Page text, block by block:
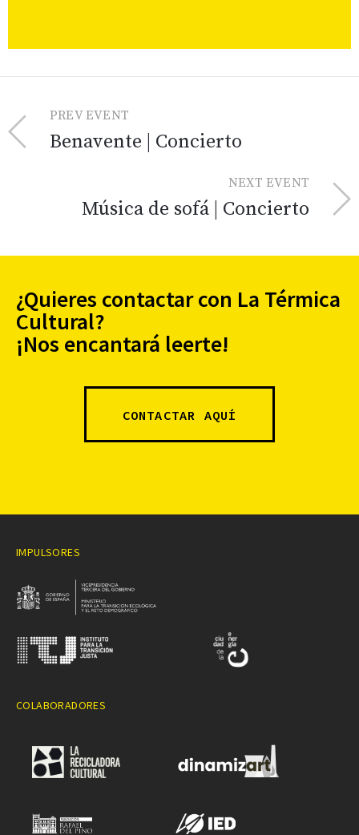
PREV EVENT
Benavente | Concierto
NEXT EVENT
Música de sofá | Concierto
¿Quieres contactar con La Térmica
Cultural?
¡Nos encantará leerte!
CONTACTAR AQUÍ
IMPULSORES
COLABORADORES